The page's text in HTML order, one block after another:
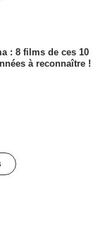
: 8 films de ces 10
à reconnaître !